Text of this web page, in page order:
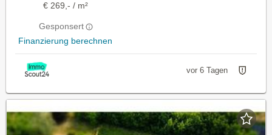
€ 269,- / m²
Gesponsert
Finanzierung berechnen
vor 6 Tagen